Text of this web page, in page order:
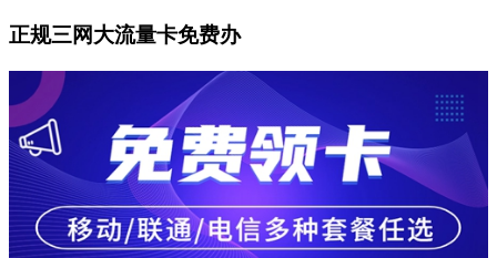
正规三网大流量卡免费办